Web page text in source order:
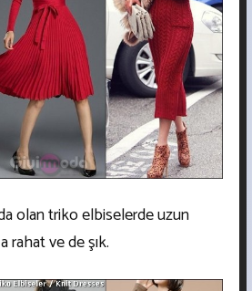
olan triko elbiselerde uzun
ve de şık.